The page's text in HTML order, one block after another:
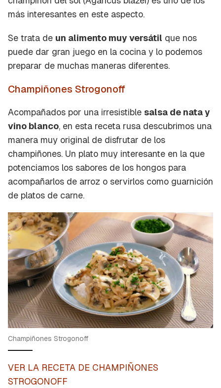
más interesantes en este aspecto.
Se trata de un alimento muy versátil que nos
puede dar gran juego en la cocina y lo podemos
preparar de muchas maneras diferentes.
Champiñones Strogonoff
Acompañados por una irresistible salsa de nata y
vino blanco, en esta receta rusa descubrimos una
manera muy original de disfrutar de los
champiñones. Un plato muy interesante en la que
potenciamos los sabores de los hongos para
acompañarlos de arroz o servirlos como guarnición
de platos de carne.
Champiñones Strogonoff
VER LA RECETA DE CHAMPIÑONES
STROGONOFF